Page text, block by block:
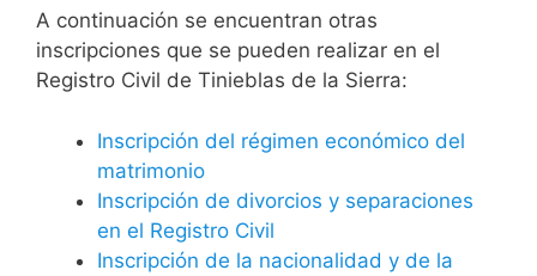
A continuación se encuentran otras
inscripciones que se pueden realizar en el
Registro Civil de Tinieblas de la Sierra:
Inscripción del régimen económico del
matrimonio
Inscripción de divorcios y separaciones
en el Registro Civil
Inscripción de la nacionalidad y de la